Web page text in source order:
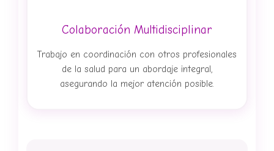
Colaboración Multidisciplinar
Trabajo en coordinación con otros profesionales
de la salud para un abordaje integral,
asegurando la mejor atención posible.